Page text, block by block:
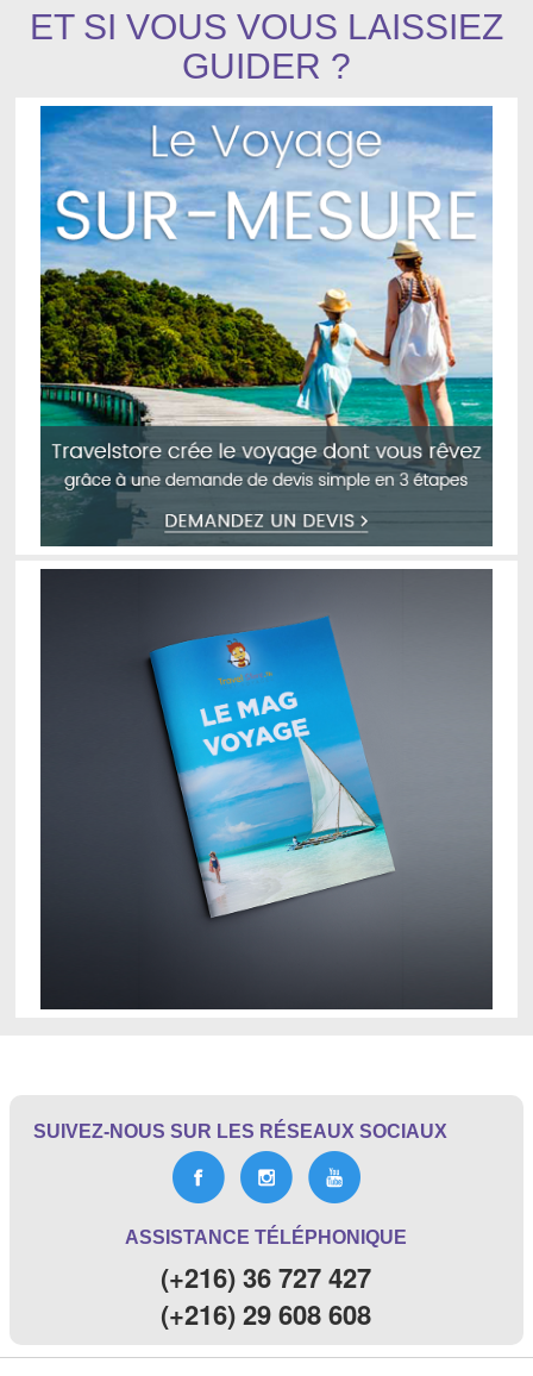
ET SI VOUS VOUS LAISSIEZ
GUIDER ?
SUIVEZ-NOUS SUR LES RÉSEAUX SOCIAUX
ASSISTANCE TÉLÉPHONIQUE
(+216) 36 727 427
(+216) 29 608 608